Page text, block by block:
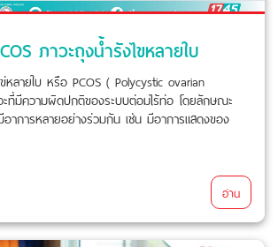
ภาวะถุงน้ำรังไขหลายใบ
หลายใบ หรือ PCOS ( Polycystic ovarian
ที่มีความผิดปกติของระบบต่อมไร้ท่อ โดยลักษณะ
าการหลายอย่างร่วมกัน เช่น มีอาการแสดงของ
อ่าน